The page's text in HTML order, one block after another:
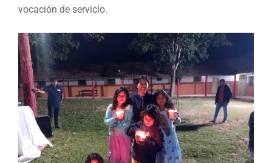
vocación de servicio.